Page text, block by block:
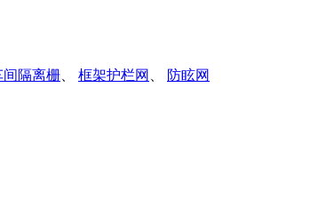
间隔离栅 框架护栏网 防眩网